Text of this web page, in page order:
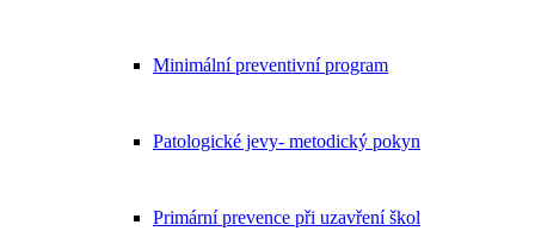
Minimální preventivní program
Patologické jevy- metodický pokyn
Primární prevence při uzavření škol